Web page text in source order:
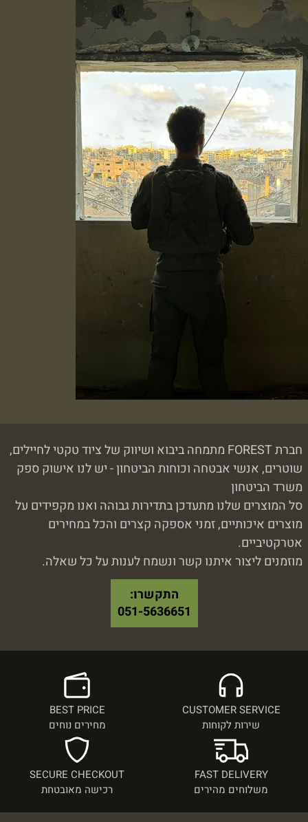
חברת FOREST מתמחה ביבוא ושיווק של ציוד טקטי לחיילים,
שוטרים, אנשי אבטחה וכוחות הביטחון - יש לנו אישוק ספק
משרד הביטחון
סל המוצרים שלנו מתעדכן בתדירות גבוהה ואנו מקפידים על
מוצרים איכותיים, זמני אספקה קצרים והכל במחירים
אטרקטיביים.
מוזמנים ליצור איתנו קשר ונשמח לענות על כל שאלה.
התקשרו:
051-5636651
CUSTOMER SERVICE
שירות לקוחות
BEST PRICE
מחירים נוחים
FAST DELIVERY
משלוחים מהירים
SECURE CHECKOUT
רכישה מאובטחת